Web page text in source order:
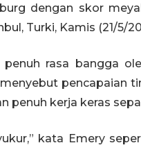
dengan skor
Turki, Kamis (21/5/
rasa bangga
pencapaian
penuh kerja keras
kata Emery